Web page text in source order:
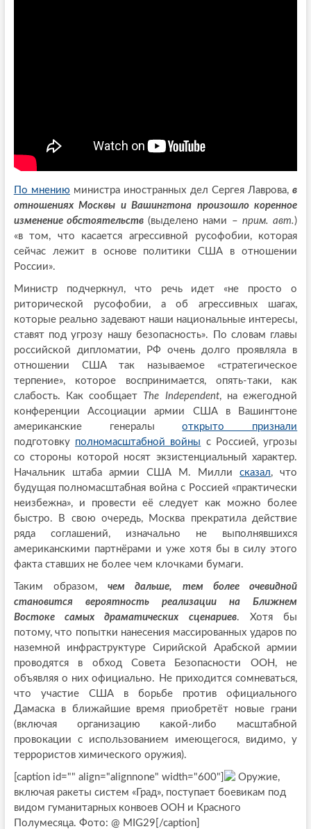
По мнению министра иностранных дел Сергея Лаврова,в
отношениях Москвы и Вашингтона произошло коренное
изменение обстоятельств (выделено нами – прим. авт. )
«в том, что касается агрессивной русофобии, которая
сейчас лежит в основе политики США в отношении
России».
Министр подчеркнул, что речь идет «не просто о
риторической русофобии, а об агрессивных шагах,
которые реально задевают наши национальные интересы,
ставят под угрозу нашу безопасность». По словам главы
российской дипломатии, РФ очень долго проявляла в
отношении США так называемое «стратегическое
терпение», которое воспринимается, опять-таки, как
слабость. Как сообщает
The Independent, на ежегодной
конференции Ассоциации армии США в Вашингтоне
американские генералыоткрыто признали
подготовку полномасштабной войны с Россией, угрозы
со стороны которой носят экзистенциальный характер.
Начальник штаба армии США М. Миллисказал, что
будущая полномасштабная война с Россией «практически
неизбежна», и провести её следует как можно более
быстро. В свою очередь, Москва прекратила действие
ряда соглашений, изначально не выполнявшихся
американскими партнёрами и уже хотя бы в силу этого
факта ставших не более чем клочками бумаги.
Таким образом,чем дальше, тем более очевидной
становится вероятность реализации на Ближнем
Востоке самых драматических сценариев. Хотя бы
потому, что попытки нанесения массированных ударов по
наземной инфраструктуре Сирийской Арабской армии
проводятся в обход Совета Безопасности ООН, не
объявляя о них официально. Не приходится сомневаться,
что участие США в борьбе против официального
Дамаска в ближайшие время приобретёт новые грани
(включая организацию какой-либо масштабной
провокации с использованием имеющегося, видимо, у
террористов химического оружия).
[caption id="" align="alignnone" width="600"]
Оружие,
включая ракеты систем «Град», поступает боевикам под
видом гуманитарных конвоев ООН и Красного
Полумесяца. Фото: @ MIG29[/caption]